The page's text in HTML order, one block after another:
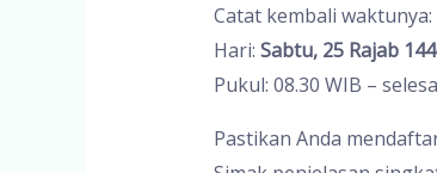
Catat kembali waktunya:
Hari: Sabtu, 25 Rajab
Pukul: 08.30 WIB –
Pastikan Anda